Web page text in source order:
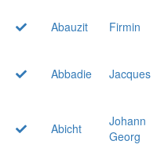
Abauzit
Firmin
Abbadie
Jacques
Abicht
Johann
Georg